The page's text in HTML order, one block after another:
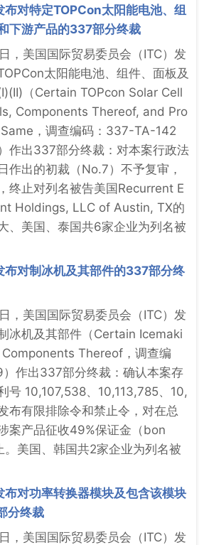
布对特定TOPCon太阳能电池、组
下游产品的337部分终裁
，美国国际贸易委员会（ITC）发
太阳能电池、组件、面板及
（Certain TOPcon Solar Cell
Components Thereof, and Pro
，调查编码：337-TA-142
作出337部分终裁：对本案行政法
作出的初裁（No.7）不予复审，
终止对列名被告美国Recurrent E
Holdings, LLC of Austin, TX的
、美国、泰国共6家企业为列名被
布对制冰机及其部件的337部分终
，美国国际贸易委员会（ITC）发
冰机及其部件（Certain Icemaki
Thereof，调查编
作出337部分终裁：确认本案存
号 10,107,538、10,113,785、10,
布有限排除令和禁止令，对在总
案产品征收49%保证金（bon
美国、韩国共2家企业为列名被
布对功率转换器模块及包含该模块
分终裁
，美国国际贸易委员会（ITC）发